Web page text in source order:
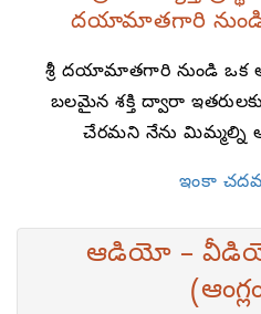
దయామాతగారి నుండి
శ్రీ దయామాతగారి నుండి ఒక
బలమైన శక్తి ద్వారా
చేరమని నేను మిమ్మల్ని
ఇంకా
ఆడియో –